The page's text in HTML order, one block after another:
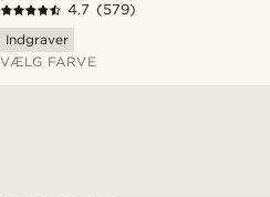
4.7 (579)
Indgraver
VÆLG FARVE